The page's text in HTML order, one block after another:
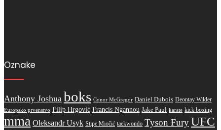
Oznake
Anthony Joshua boks Conor McGregor Daniel Dubois Deontay Wilder
Europsko prvenstvo Filip Hrgović Francis Ngannou Jake Paul karate kick boxing
mma Oleksandr Usyk Stipe Miočić taekwondo Tyson FuryUFC